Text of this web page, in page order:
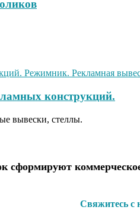
конструкций.
вывески, стеллы.
Свяжитесь с